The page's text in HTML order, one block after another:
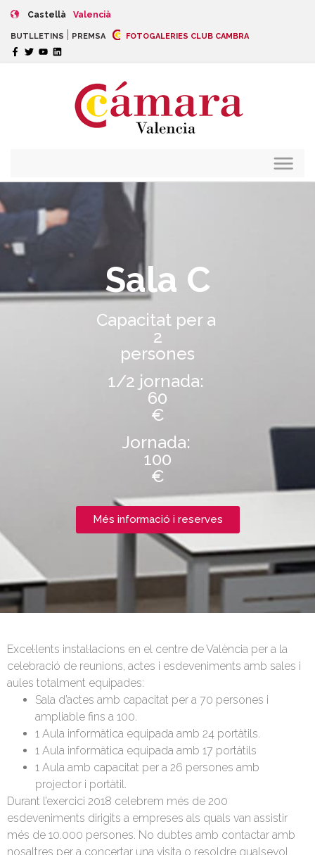
Castellà Valencià
BUTLLETINS PREMSA FOTOGALERIES CLUB CAMBRA
Sala C
Capacitat per a
2
persones
1/2 jornada:
60
€
Jornada:
100
€
Més informació i reserves
Excel·lents instal·lacions en el centre de València per a la
celebració de reunions, actes i esdeveniments amb sales i
aules totalment equipades:
Sala d’actes amb capacitat per a 70 persones i
ampliable fins a 100.
1 Aula informàtica equipada amb 24 portàtils.
1 Aula informàtica equipada amb 17 portàtils
1 Aula amb capacitat per a 26 persones amb
projector i portàtil.
Durant l’exercici 2018 celebrem més de 200
esdeveniments dirigits a empreses als quals van assistir
més de 10.000 persones. No dubtes amb contactar amb
nosaltres per a concertar una visita o resoldre qualsevol